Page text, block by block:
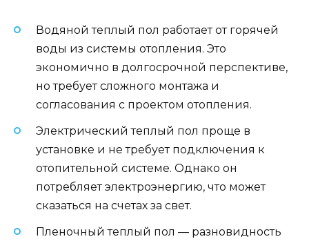
Водяной теплый пол работает от горячей
воды из системы отопления. Это
экономично в долгосрочной перспективе,
но требует сложного монтажа и
согласования с проектом отопления.
Электрический теплый пол проще в
установке и не требует подключения к
отопительной системе. Однако он
потребляет электроэнергию, что может
сказаться на счетах за свет.
Пленочный теплый пол — разновидность